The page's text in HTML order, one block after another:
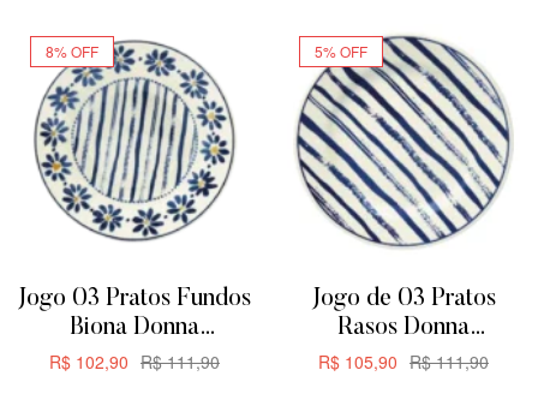
8% OFF
Jogo 03 Pratos Fundos
Biona Donna
Margaridas 21,5cm
R$111,90
R$ 102,90
5% OFF
Jogo de 03 Pratos
Rasos Donna
Margaridas Biona
R$111,90
R$ 105,90